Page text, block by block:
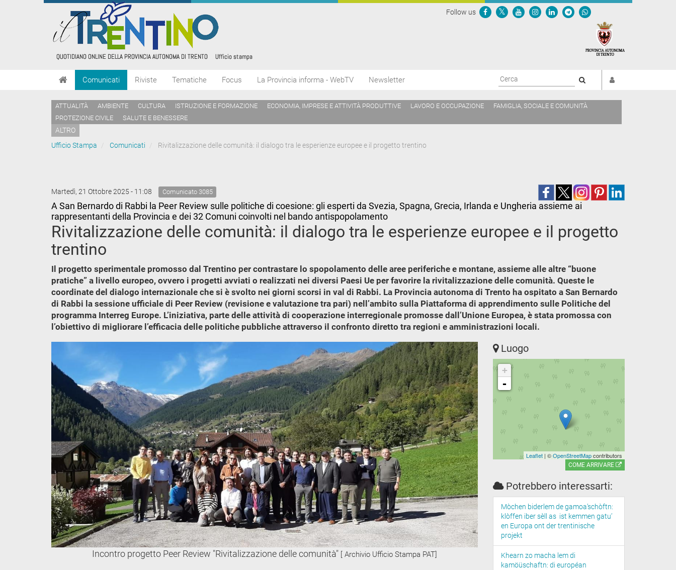
Follow us
Comunicati Riviste Tematiche Focus La Provincia informa - WebTV Newsletter
ATTUALITÀ AMBIENTE CULTURA ISTRUZIONE E FORMAZIONE ECONOMIA, IMPRESE E ATTIVITÀ PRODUTTIVE LAVORO E OCCUPAZIONE
FAMIGLIA, SOCIALE E COMUNITÀ
PROTEZIONE CIVILE
SALUTE E BENESSERE
ALTRO
Ufficio Stampa
Comunicati Rivitalizzazione delle comunità: il dialogo tra le esperienze europee e il progetto trentino
Martedì, 21 Ottobre 2025 - 11:08 Comunicato 3085
A San Bernardo di Rabbi la Peer Review sulle politiche di coesione: gli esperti da Svezia, Spagna, Grecia, Irlanda e Ungheria assieme ai
rappresentanti della Provincia e dei 32 Comuni coinvolti nel bando antispopolamento
Rivitalizzazione delle comunità: il dialogo tra le esperienze europee e il progetto
trentino
Il progetto sperimentale promosso dal Trentino per contrastare lo spopolamento delle aree periferiche e montane, assieme alle altre “buone
pratiche” a livello europeo, ovvero i progetti avviati o realizzati nei diversi Paesi Ue per favorire la rivitalizzazione delle comunità. Queste le
coordinate del dialogo internazionale che si è svolto nei giorni scorsi in val di Rabbi. La Provincia autonoma di Trento ha ospitato a San Bernardo
di Rabbi la sessione ufficiale di Peer Review (revisione e valutazione tra pari) nell’ambito sulla Piattaforma di apprendimento sulle Politiche del
programma Interreg Europe. L’iniziativa, parte delle attività di cooperazione interregionale promosse dall’Unione Europea, è stata promossa con
l’obiettivo di migliorare l’efficacia delle politiche pubbliche attraverso il confronto diretto tra regioni e amministrazioni locali.
Incontro progetto Peer Review "Rivitalizzazione delle comunità" [ Archivio Ufficio Stampa PAT]
Luogo
+
-
Leaflet | ©OpenStreetMapcontributors
COME ARRIVARE
Potrebbero interessarti:
Mòchen biderlem de gamoa’schòftn:
klòffen iber sèll as ist kemmen gatu’
en Europa ont der trentinische
projekt
Khearn zo macha lem di
kamöüschaftn: di européan